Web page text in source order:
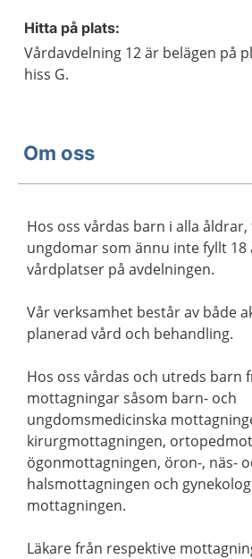
Hitta på plats:
Vårdavdelning 12 är belägen på
hiss G.
Om oss
Hos oss vårdas barn i alla
ungdomar som ännu inte fyllt 18
vårdplatser på avdelningen.
Vår verksamhet består av både
planerad vård och behandling.
Hos oss vårdas och utreds barn
mottagningar såsom barn- och
ungdomsmedicinska
kirurgmottagningen,
ögonmottagningen, öron-, näs-
halsmottagningen och
mottagningen.
Läkare från respektive